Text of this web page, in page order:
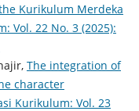
Kurikulum Merdeka
Vol. 22 No. 3 (2025):
The integration of
character
Kurikulum: Vol. 23